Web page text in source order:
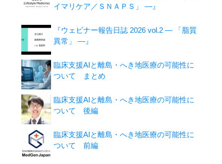
イマリケア／ＳＮＡＰＳ」 ―』
『ウェビナー報告日誌 2026 vol.2 ― 「脂質
異常」 ―』
臨床支援AIと離島・へき地医療の可能性に
ついて まとめ
臨床支援AIと離島・へき地医療の可能性に
ついて 後編
臨床支援AIと離島・へき地医療の可能性に
ついて 前編